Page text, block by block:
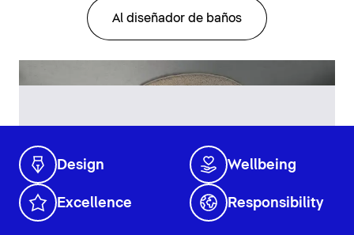
Al diseñador de baños
Design Wellbeing
Excellence Responsibility